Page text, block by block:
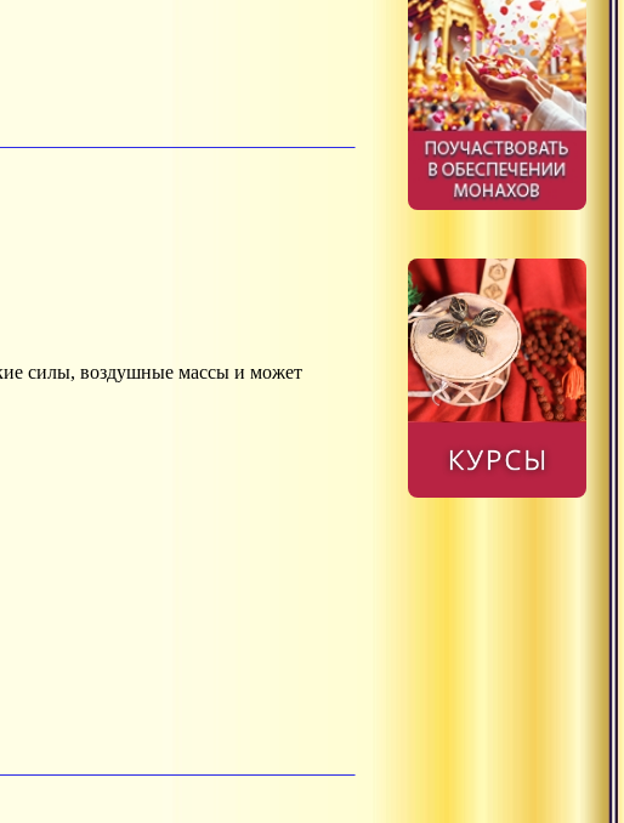
силы, воздушные массы и может